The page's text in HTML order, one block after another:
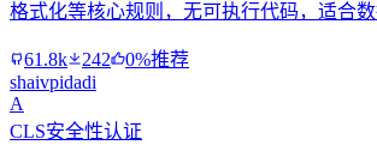
格式化等核心规则，无可执行代码，适合数
61.8k 242
0%推荐
shaivpidadi
A
CLS安全性认证